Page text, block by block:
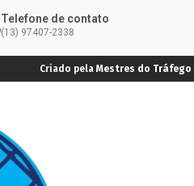
Telefone de contato
(13) 97407-2338
Criado pela Mestres do Tráfego